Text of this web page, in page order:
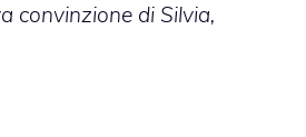
convinzione di Silvia,